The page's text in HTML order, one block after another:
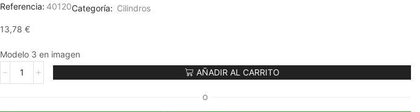
Referencia: 40120Categoría: Cilindros
13,78 €
Modelo 3 en imagen
AÑADIR AL CARRITO
O